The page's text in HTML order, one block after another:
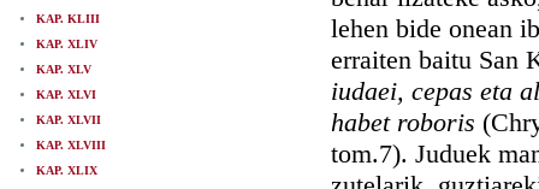
KAP. KLIII
KAP. XLIV
KAP. XLV
KAP. XLVI
KAP. XLVII
KAP. XLVIII
KAP. XLIX
lehen bide onean
erraiten baitu San
iudaei, cepas eta
habet roboris
tom.7). Juduek